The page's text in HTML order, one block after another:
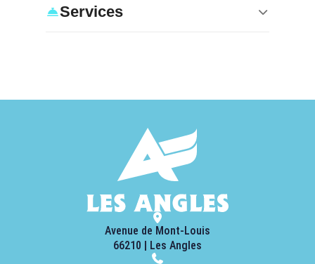
Services
Avenue de Mont-Louis
66210 | Les Angles